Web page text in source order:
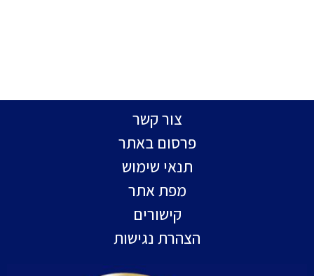
צור קשר
פרסום באתר
תנאי שימוש
מפת אתר
קישורים
הצהרת נגישות